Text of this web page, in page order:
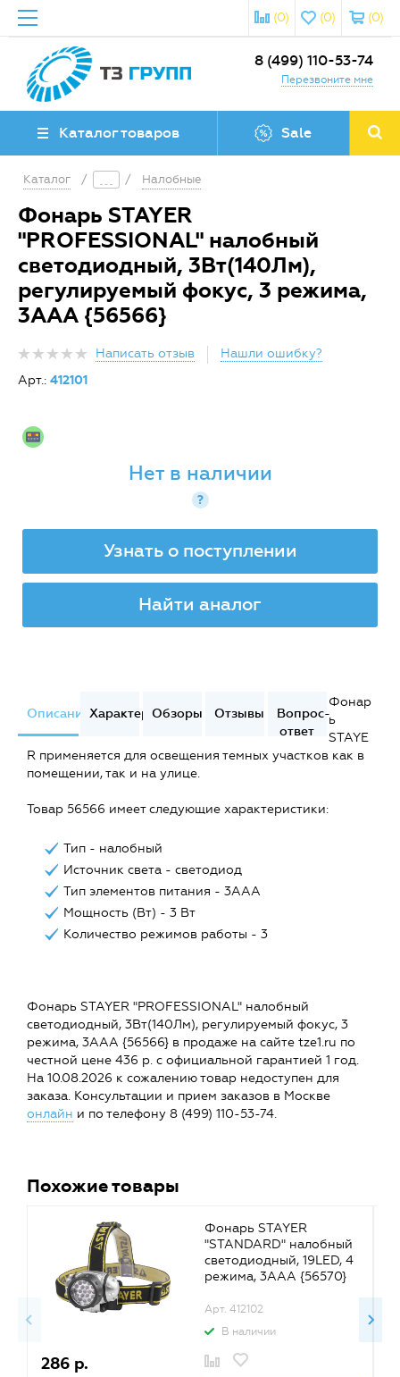
(0)
(0)
(0)
8 (499) 110-53-74
Перезвоните мне
Каталог товаров Sale
Каталог / / Налобные
Фонарь STAYER
"PROFESSIONAL" налобный
светодиодный, 3Вт(140Лм),
регулируемый фокус, 3 режима,
3ААА {56566}
Написать отзыв
Нашли ошибку?
Арт.: 412101
Нет в наличии
?
Узнать о поступлении
Найти аналог
ОписаниеХарактеристики
Обзоры Отзывы
Вопрос-
ответ
Фонар
ь
STAYE
R применяется для освещения темных участков как в
помещении, так и на улице.
Товар 56566 имеет следующие характеристики:
Тип - налобный
Источник света - светодиод
Тип элементов питания - 3ААА
Мощность (Вт) - 3 Вт
Количество режимов работы - 3
Фонарь STAYER "PROFESSIONAL" налобный
светодиодный, 3Вт(140Лм), регулируемый фокус, 3
режима, 3ААА {56566} в продаже на сайте tze1.ru по
честной цене 436 р. с официальной гарантией 1 год.
На 10.08.2026 к сожалению товар недоступен для
заказа. Консультации и прием заказов в Москве
онлайн и по телефону 8 (499) 110-53-74.
Похожие товары
Фонарь STAYER
"STANDARD" налобный
светодиодный, 19LED, 4
режима, 3ААА {56570}
Арт. 412102
В наличии
286 р.